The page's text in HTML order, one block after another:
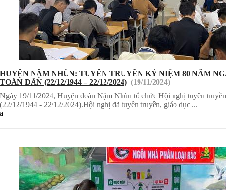
HUYỆN NẬM NHÙN: TUYÊN TRUYỀN KỶ NIỆM 80 NĂM
TOÀN DÂN (22/12/1944 – 22/12/2024) (19/11/2024)
Ngày 19/11/2024, Huyện đoàn Nậm Nhùn tổ chức Hội nghị tuyên
(22/12/1944 - 22/12/2024).Hội nghị đã tuyên truyền, giáo dục ...
a